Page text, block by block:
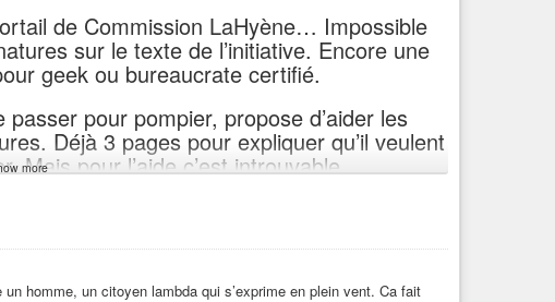
de Commission LaHyène… Impossible
sur le texte de l’initiative. Encore une
geek ou bureaucrate certifié.
pour pompier, propose d’aider les
Déjà 3 pages pour expliquer qu’il veulent
Mais pour l’aide c’est introuvable.
le citoyen jeune ou vieux à fermer sa
de Rothschild, Blackrock, Vanguard et
de réellement, efficacement et
qu’on engendre jour après en termes de
more
homme, un citoyen lambda qui s’exprime en plein vent. Ca fait